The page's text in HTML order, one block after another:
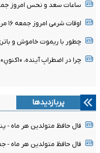
ساعات سعد و نحس امروز جمعه ۱۶ مرداد +
اوقات شرعی امروز جمعه ۱۶ مرداد ۱۴۰۵
چطور با ریموت خاموش و
چرا در اضطرابِ آینده،
پربازدیدها
فال حافظ متولدین هر ماه - پنجشنبه ۱۵
فال حافظ متولدین هر ماه - جمعه ۱۶